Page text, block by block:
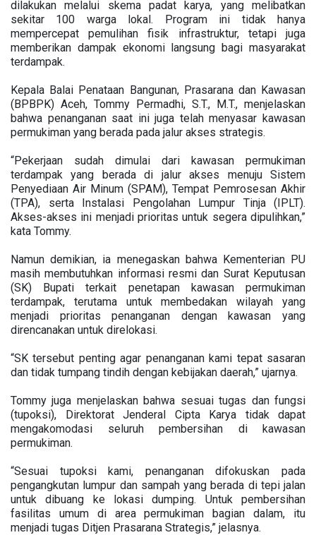
dilakukan melalui skema padat karya, yang melibatkan
sekitar 100 warga lokal. Program ini tidak hanya
mempercepat pemulihan fisik infrastruktur, tetapi juga
memberikan dampak ekonomi langsung bagi masyarakat
terdampak.
Kepala Balai Penataan Bangunan, Prasarana dan Kawasan
(BPBPK) Aceh, Tommy Permadhi, S.T., M.T., menjelaskan
bahwa penanganan saat ini juga telah menyasar kawasan
permukiman yang berada pada jalur akses strategis.
“Pekerjaan sudah dimulai dari kawasan permukiman
terdampak yang berada di jalur akses menuju Sistem
Penyediaan Air Minum (SPAM), Tempat Pemrosesan Akhir
(TPA), serta Instalasi Pengolahan Lumpur Tinja (IPLT).
Akses-akses ini menjadi prioritas untuk segera dipulihkan,”
kata Tommy.
Namun demikian, ia menegaskan bahwa Kementerian PU
masih membutuhkan informasi resmi dan Surat Keputusan
(SK) Bupati terkait penetapan kawasan permukiman
terdampak, terutama untuk membedakan wilayah yang
menjadi prioritas penanganan dengan kawasan yang
direncanakan untuk direlokasi.
“SK tersebut penting agar penanganan kami tepat sasaran
dan tidak tumpang tindih dengan kebijakan daerah,” ujarnya.
Tommy juga menjelaskan bahwa sesuai tugas dan fungsi
(tupoksi), Direktorat Jenderal Cipta Karya tidak dapat
mengakomodasi seluruh pembersihan di kawasan
permukiman.
“Sesuai tupoksi kami, penanganan difokuskan pada
pengangkutan lumpur dan sampah yang berada di tepi jalan
untuk dibuang ke lokasi dumping. Untuk pembersihan
fasilitas umum di area permukiman bagian dalam, itu
menjadi tugas Ditjen Prasarana Strategis,” jelasnya.